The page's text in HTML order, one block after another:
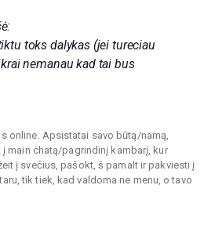
toks dalykas (jei tureciau
nemanau kad tai bus
online. Apsistatai savo būtą/namą,
main chatą/pagrindinį kambarį, kur
į svečius, pašokt, š pamalt ir pakviesti į
tik tiek, kad valdoma ne menu, o tavo